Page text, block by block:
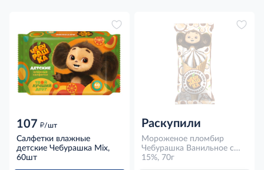
107 д/шт
Салфетки влажные
детские Чебурашка Mix,
60шт
Раскупили
Мороженое пломбир
Чебурашка Ванильное с
шоколадной глазурью в
15%, 70г